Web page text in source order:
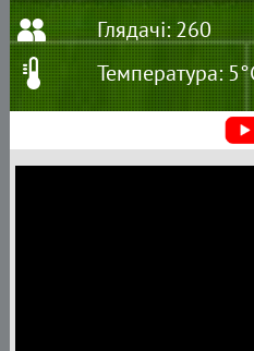
Глядачі: 260
Температура: